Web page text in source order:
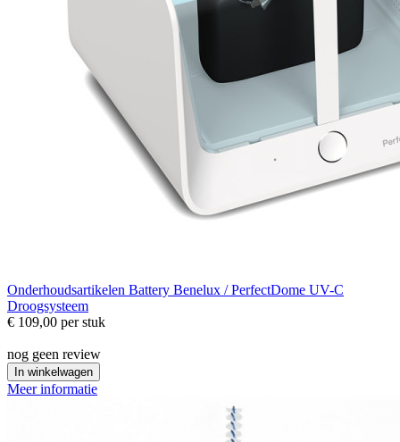
Onderhoudsartikelen Battery Benelux / PerfectDome UV-C
Droogsysteem
€ 109,00 per stuk
nog geen review
In winkelwagen
Meer informatie